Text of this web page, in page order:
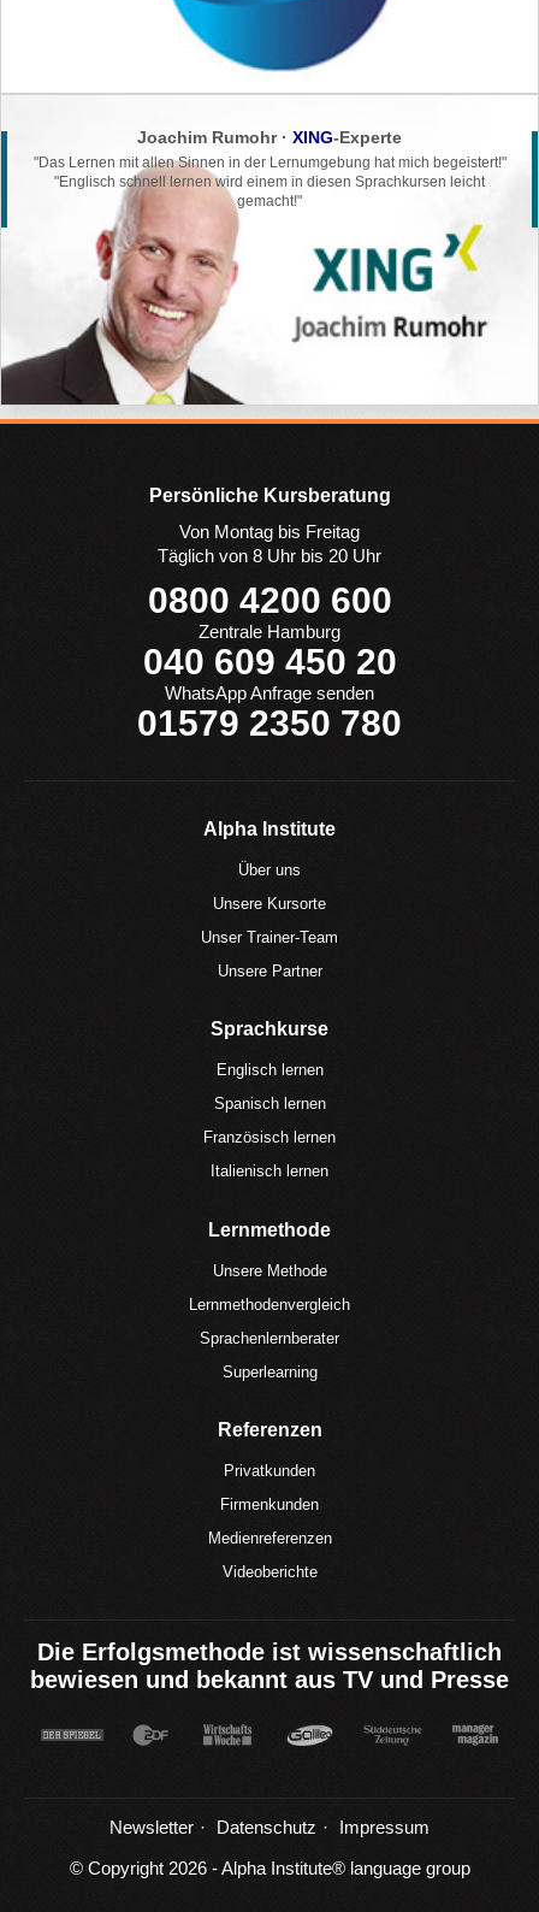
Joachim Rumohr · XING-Experte
"Das Lernen mit allen Sinnen in derLernumgebung hat mich begeistert!"
"Englisch schnell lernen wird einem in diesen Sprachkursen leicht
gemacht!"
Persönliche Kursberatung
Von Montag bis Freitag
Täglich von 8 Uhr bis 20 Uhr
0800 4200 600
Zentrale Hamburg
040 609 450 20
WhatsApp Anfrage senden
01579 2350 780
Alpha Institute
Über uns
Unsere Kursorte
Unser Trainer-Team
Unsere Partner
Sprachkurse
Englisch lernen
Spanisch lernen
Französisch lernen
Italienisch lernen
Lernmethode
Unsere Methode
Lernmethodenvergleich
Sprachenlernberater
Superlearning
Referenzen
Privatkunden
Firmenkunden
Medienreferenzen
Videoberichte
Die Erfolgsmethode ist wissenschaftlich
bewiesen und bekannt aus TV und Presse
Newsletter Datenschutz
Impressum
© Copyright 2026 - Alpha Institute® language group